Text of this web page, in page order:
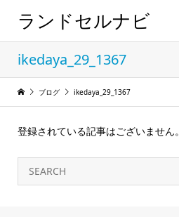
ランドセルナビ
ikedaya_29_1367
ブログ ikedaya_29_1367
登録されている記事はございません。